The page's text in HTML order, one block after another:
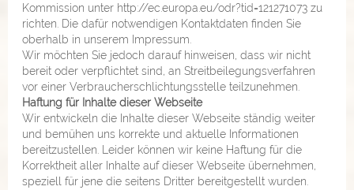
Kommission unter http://ec.europa.eu/odr?tid=121271073 zu
richten. Die dafür notwendigen Kontaktdaten finden Sie
oberhalb in unserem Impressum.
Wir möchten Sie jedoch darauf hinweisen, dass wir nicht
bereit oder verpflichtet sind, an Streitbeilegungsverfahren
vor einer Verbraucherschlichtungsstelle teilzunehmen.
Haftung für Inhalte dieser Webseite
Wir entwickeln die Inhalte dieser Webseite ständig weiter
und bemühen uns korrekte und aktuelle Informationen
bereitzustellen. Leider können wir keine Haftung für die
Korrektheit aller Inhalte auf dieser Webseite übernehmen,
speziell für jene die seitens Dritter bereitgestellt wurden.